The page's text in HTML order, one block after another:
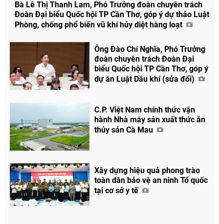
Chia sẻ
Facebook
Bà Lê Thị Thanh Lam, Phó Trưởng đoàn chuyên trách
Đoàn Đại biểu Quốc hội TP Cần Thơ, góp ý dự thảo Luật
Phòng, chống phổ biến vũ khí hủy diệt hàng loạt
Ông Đào Chí Nghĩa, Phó Trưởng
đoàn chuyên trách Đoàn Đại
biểu Quốc hội TP Cần Thơ, góp ý
dự án Luật Dầu khí (sửa đổi)
C.P. Việt Nam chính thức vận
hành Nhà máy sản xuất thức ăn
thủy sản Cà Mau
Xây dựng hiệu quả phong trào
toàn dân bảo vệ an ninh Tổ quốc
tại cơ sở y tế